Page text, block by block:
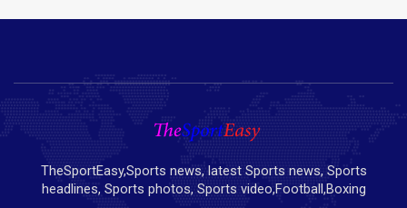
TheSportEasy,Sports news, latest Sports news, Sports
headlines, Sports photos, Sports video,Football,Boxing